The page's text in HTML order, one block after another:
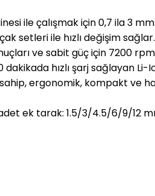
ile çalışmak için 0,7 ila 3 mm.
setleri ile hızlı değişim sağlar.
ve sabit güç için 7200
hızlı şarj sağlayan
ergonomik, kompakt ve
ek tarak: 1.5/3/4.5/6/9/12